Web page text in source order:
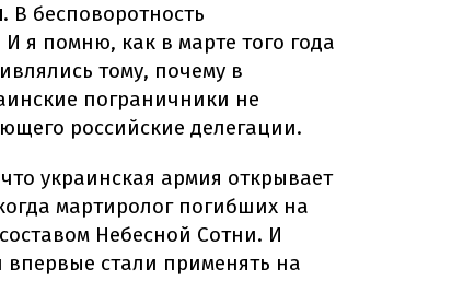
. В бесповоротность
я помню, как в марте того года
тому, почему в
пограничники не
российские делегации.
украинская армия открывает
мартиролог погибших на
Небесной Сотни. И
впервые стали применять на